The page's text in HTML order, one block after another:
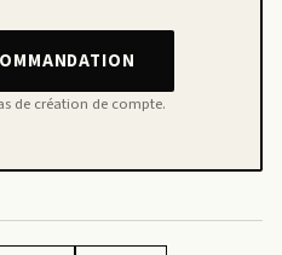
de création de compte.